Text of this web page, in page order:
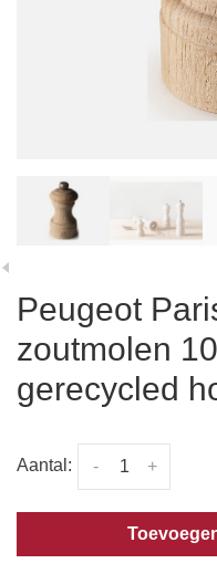
Peugeot
zoutmolen
gerecycled
Aantal: +
-